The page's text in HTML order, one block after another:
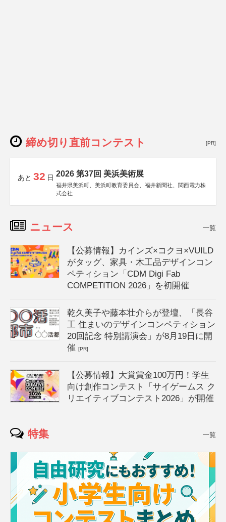
締め切り直前コンテスト [PR]
あと 32 日 2026 第37回 美浜美術展
福井県美浜町、美浜町教育委員会、福井新聞社、関西電力株
式会社
ニュース 一覧
【公募情報】カインズ×コクヨ×VUILD
がタッグ、家具・木工品デザインコン
ペティション「CDM Digi Fab
COMPETITION 2026」を初開催
乾久美子や藤本壮介らが登壇、「長谷
工 住まいのデザインコンペティション
20回記念 特別講演会」が8月19日に開
催[PR]
【公募情報】大賞賞金100万円！学生
向け創作コンテスト「サイゲームス ク
リエイティブコンテスト2026」が開催
特集 一覧